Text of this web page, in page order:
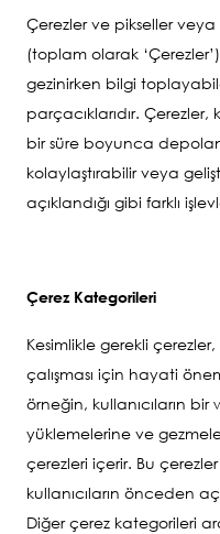
Çerezler ve pikseller
(toplam olarak
gezinirken bilgi
parçacıklarıdır. Çerezler,
bir süre boyunca
kolaylaştırabilir veya
açıklandığı gibi farklı
Çerez Kategorileri
Kesimlikle gerekli
çalışması için hayati
örneğin, kullanıcıların bir
yüklemelerine ve
çerezleri içerir. Bu
kullanıcıların önceden
Diğer çerez kategorileri